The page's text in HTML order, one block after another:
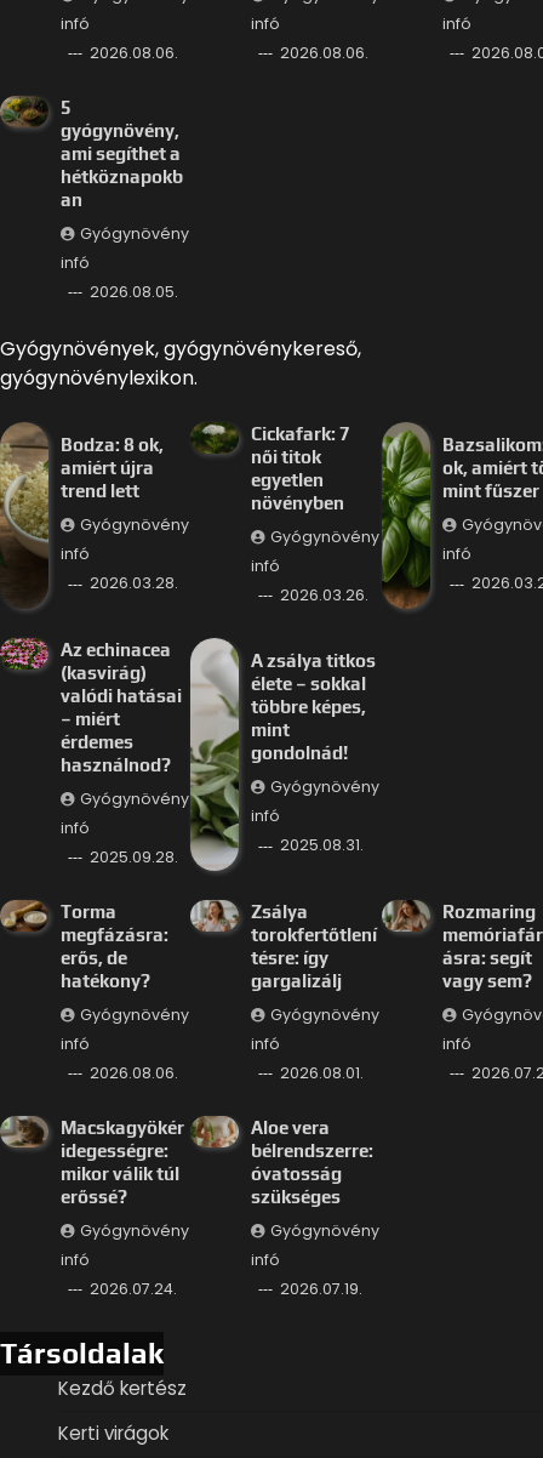
infó
2026.08.06.
infó
2026.08.06.
infó
5
gyógynövény,
ami segíthet a
hétköznapokb
an
Gyógynövény
infó
2026.08.05.
Gyógynövények, gyógynövénykereső,
gyógynövénylexikon.
Bodza: 8 ok,
amiért újra
trend lett
Gyógynövény
infó
2026.03.28.
Cickafark: 7
női titok
egyetlen
növényben
Gyógynövény
infó
2026.03.26.
ok, amiért
mint fűszer
infó
Az echinacea
(kasvirág)
valódi hatásai
– miért
érdemes
használnod?
Gyógynövény
infó
2025.09.28.
A zsálya titkos
élete – sokkal
többre képes,
mint
gondolnád!
Gyógynövény
infó
2025.08.31.
Torma
megfázásra:
erős, de
hatékony?
Gyógynövény
infó
2026.08.06.
Zsálya
torokfertőtlení
tésre: így
gargalizálj
Gyógynövény
infó
2026.08.01.
Rozmaring
ásra: segít
vagy sem?
infó
Macskagyökér
idegességre:
mikor válik túl
erőssé?
Gyógynövény
infó
2026.07.24.
Aloe vera
bélrendszerre:
óvatosság
szükséges
Gyógynövény
infó
2026.07.19.
Társoldalak
Kezdő kertész
Kerti virágok